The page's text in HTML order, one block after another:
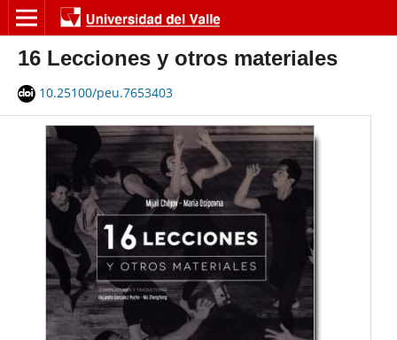
16 Lecciones y otros materiales
10.25100/peu.7653403